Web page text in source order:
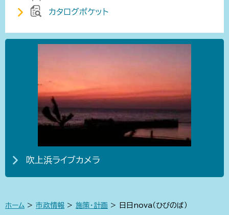
カタログポケット
吹上浜ライブカメラ
ホーム > 市政情報 > 施策・計画 > 日日nova（ひびのば）